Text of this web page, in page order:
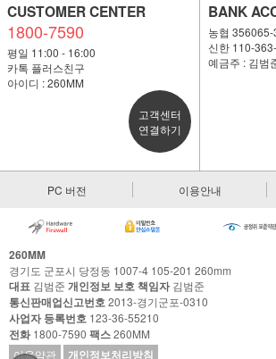
CUSTOMER CENTER
1800-7590
평일 11:00 - 16:00
카톡 플러스친구
아이디 : 260MM
고객센터
연결하기
BANK
농협
신한 110-
예금주 : 김범
PC 버전 이용안내
260MM
경기도 군포시 당정동 1007-4 105-201 260mm
대표 김범준 개인정보 보호 책임자김범준
통신판매업신고번호2013-경기군포-0310
사업자 등록번호 123-36-55210
전화1800-7590 팩스260MM
이용약관
개인정보처리방침